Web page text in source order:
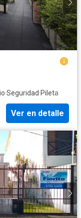
·Seguridad·Pileta
Ver en detalle